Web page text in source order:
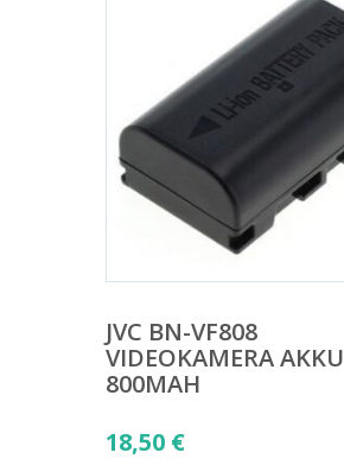
JVC BN-VF808
VIDEOKAMERA AKKU
800MAH
18,50 €